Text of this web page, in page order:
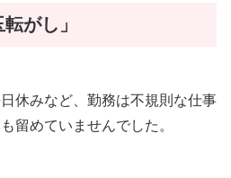
がし」
休みなど、勤務は不規則な仕事
留めていませんでした。